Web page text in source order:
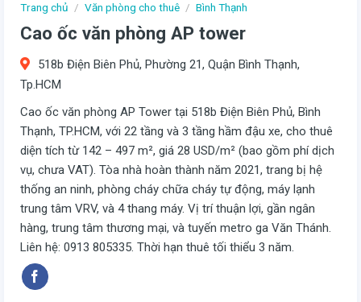
Trang chủ / Văn phòng cho thuê / Bình Thạnh
Cao ốc văn phòng AP tower
518b Điện Biên Phủ, Phường 21, Quận Bình Thạnh,
Tp.HCM
Cao ốc văn phòng AP Tower tại 518b Điện Biên Phủ, Bình
Thạnh, TP.HCM, với 22 tầng và 3 tầng hầm đậu xe, cho thuê
diện tích từ 142 – 497 m², giá 28 USD/m² (bao gồm phí dịch
vụ, chưa VAT). Tòa nhà hoàn thành năm 2021, trang bị hệ
thống an ninh, phòng cháy chữa cháy tự động, máy lạnh
trung tâm VRV, và 4 thang máy. Vị trí thuận lợi, gần ngân
hàng, trung tâm thương mại, và tuyến metro ga Văn Thánh.
Liên hệ: 0913 805335. Thời hạn thuê tối thiểu 3 năm.